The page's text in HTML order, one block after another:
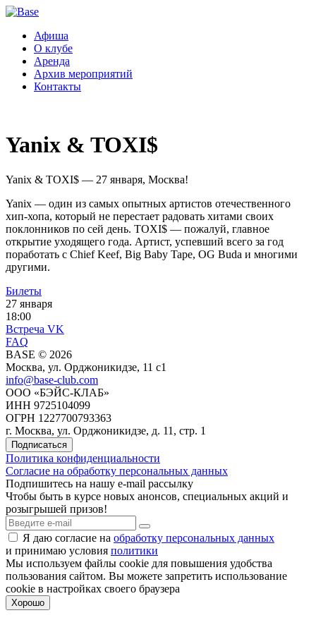
Афиша
О клубе
Аренда
Архив мероприятий
Контакты
Yanix & TOXI$
Yanix & TOXI$ — 27 января, Москва!
Yanix — один из самых опытных артистов отечественного
хип-хопа, который не перестает радовать хитами своих
поклонников по сей день. TOXI$ — пожалуй, главное
открытие уходящего года. Артист, успевший всего за год
поработать с Chief Keef, Big Baby Tape, OG Buda и многими
другими.
Билеты
27 января
18:00
Встреча VK
FAQ
BASE © 2026
Москва, ул. Орджоникидзе, 11 c1
info@base-club.com
ООО «БЭЙС-КЛАБ»
ИНН 9725104099
ОГРН 1227700793363
г. Москва, ул. Орджоникидзе, д. 11, стр. 1
Подписаться
Политика конфиденциальности
Согласие на обработку персональных данных
Подпишитесь на нашу e-mail рассылку
Чтобы быть в курсе новых анонсов, специальных акций и
розыгрышей призов!
Я даю согласие на обработку персональных данных
и принимаю условия политики
Мы используем файлы cookie для повышения удобства
пользования cайтом. Вы можете запретить использование
cookie в настройках своего браузера
Хорошо